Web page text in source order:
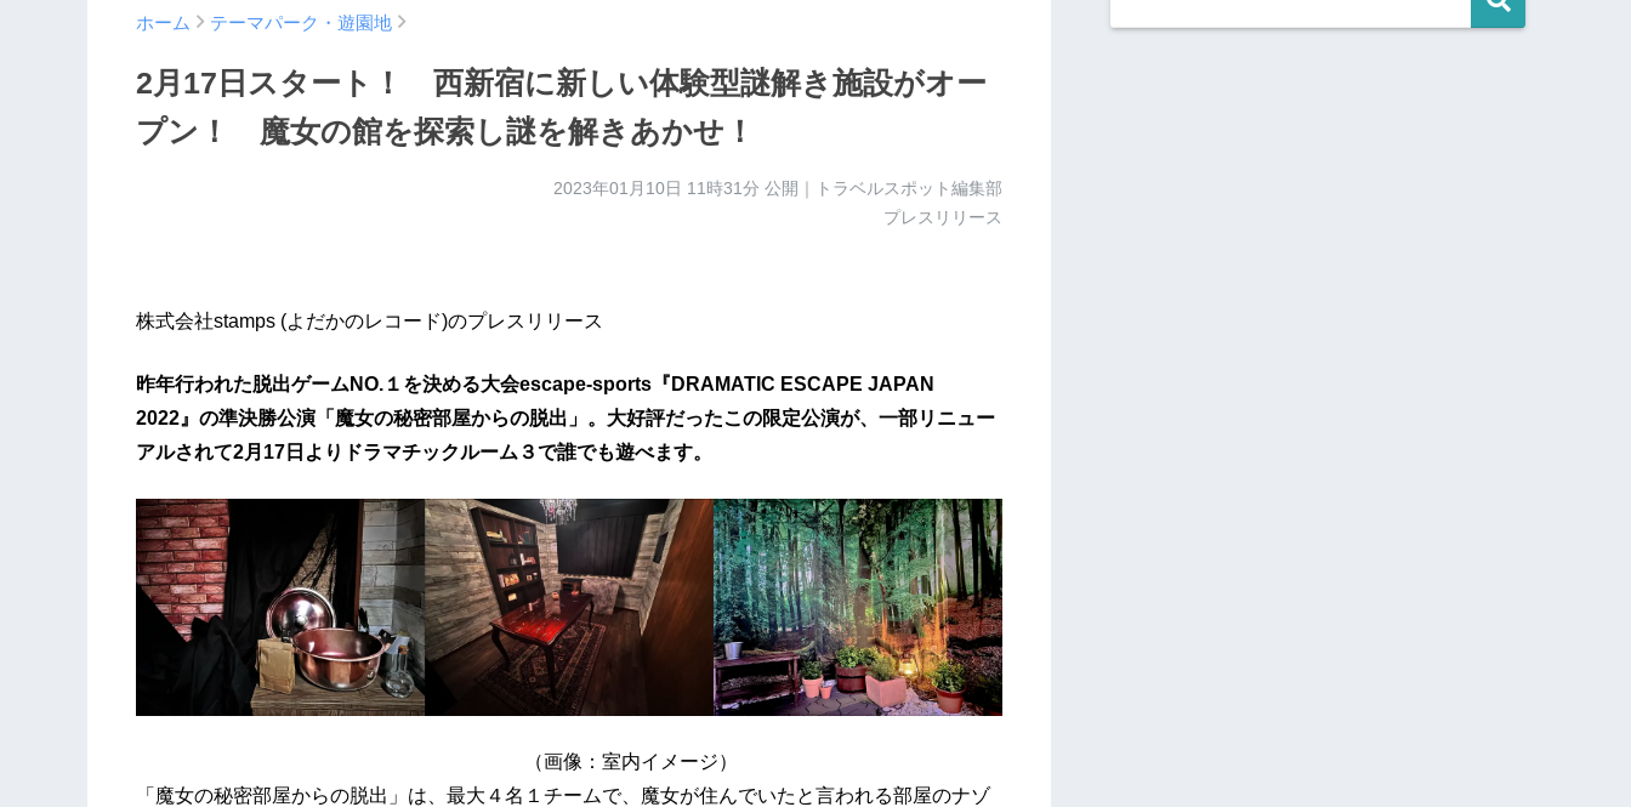
ホーム テーマパーク・遊園地
2月17日スタート！ 西新宿に新しい体験型謎解き施設がオー
プン！ 魔女の館を探索し謎を解きあかせ！
2023年01月10日 11時31分 公開｜トラベルスポット編集部
プレスリリース
株式会社stamps (よだかのレコード)のプレスリリース
昨年行われた脱出ゲームNO.１を決める大会escape-sports『DRAMATIC ESCAPE JAPAN
2022』の準決勝公演「魔女の秘密部屋からの脱出」。大好評だったこの限定公演が、一部リニュー
アルされて2月17日よりドラマチックルーム３で誰でも遊べます。
（画像：室内イメージ）
「魔女の秘密部屋からの脱出」は、最大４名１チームで、魔女が住んでいたと言われる部屋のナゾ